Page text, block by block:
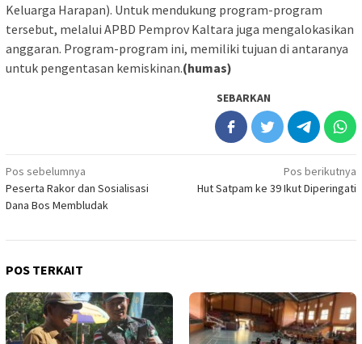
Keluarga Harapan). Untuk mendukung program-program
tersebut, melalui APBD Pemprov Kaltara juga mengalokasikan
anggaran. Program-program ini, memiliki tujuan di antaranya
untuk pengentasan kemiskinan.(humas)
SEBARKAN
Navigasi
pos
Pos sebelumnya
Peserta Rakor dan Sosialisasi
Dana Bos Membludak
Pos berikutnya
Hut Satpam ke 39 Ikut Diperingati
POS TERKAIT